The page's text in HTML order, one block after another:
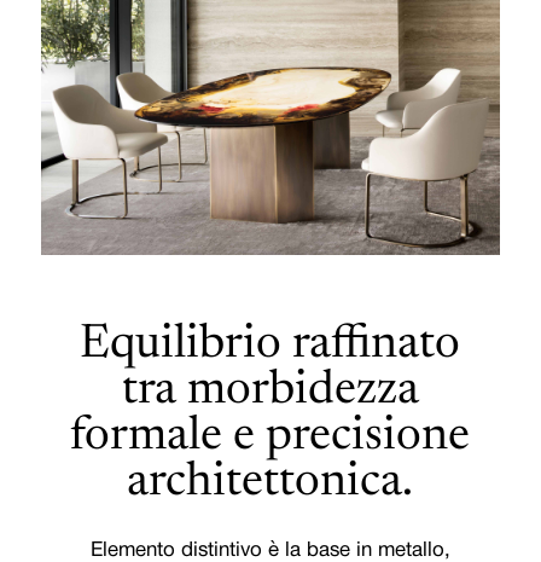
Equilibrio raffinato
tra morbidezza
formale e precisione
architettonica.
Elemento distintivo è la base in metallo,